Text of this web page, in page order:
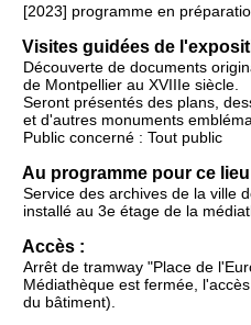
[2023] programme en
Visites guidées de
Découverte de documents
de Montpellier au XVIIIe siècle.
Seront présentés des plans,
et d'autres monuments
Public concerné : Tout public
Au programme pour ce
Service des archives de la ville
installé au 3e étage de la
Accès :
Arrêt de tramway "Place de
Médiathèque est fermée,
du bâtiment).